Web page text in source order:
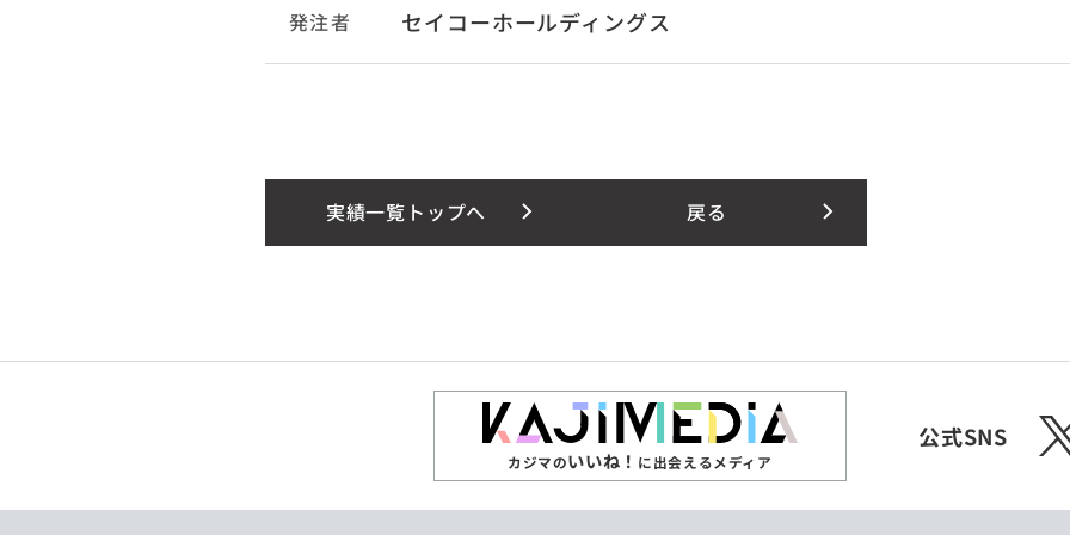
発注者 セイコーホールディングス
実績一覧トップへ 戻る
カジマのいいね！ に出会えるメディア
公式SNS X